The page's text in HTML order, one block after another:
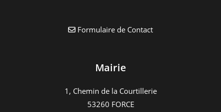
Formulaire de Contact
Mairie
1, Chemin de la Courtillerie
53260 FORCE